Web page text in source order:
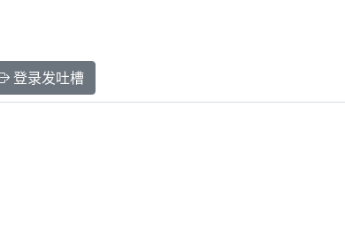
登录发吐槽